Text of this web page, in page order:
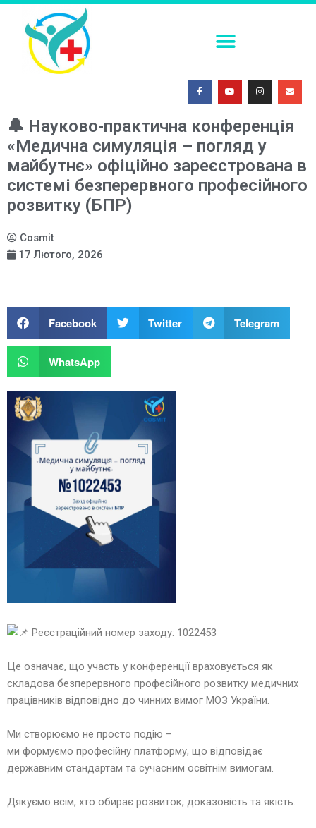
🔔 Науково-практична конференція
«Медична симуляція – погляд у
майбутнє» офіційно зареєстрована в
системі безперервного професійного
розвитку (БПР)
Cosmit
17 Лютого, 2026
Facebook Twitter Telegram
WhatsApp
Реєстраційний номер заходу: 1022453
Це означає, що участь у конференції враховується як
складова безперервного професійного розвитку медичних
працівників відповідно до чинних вимог МОЗ України.
Ми створюємо не просто подію –
ми формуємо професійну платформу, що відповідає
державним стандартам та сучасним освітнім вимогам.
Дякуємо всім, хто обирає розвиток, доказовість та якість.